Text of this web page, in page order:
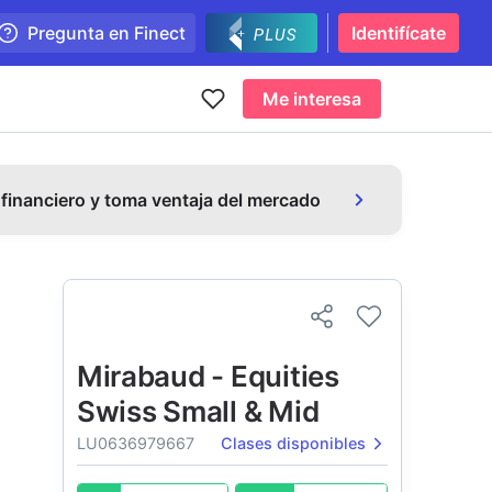
Pregunta en Finect Identifícate
Me interesa
y toma ventaja del mercado
Mirabaud - Equities
Swiss Small & Mid
LU0636979667 Clases disponibles